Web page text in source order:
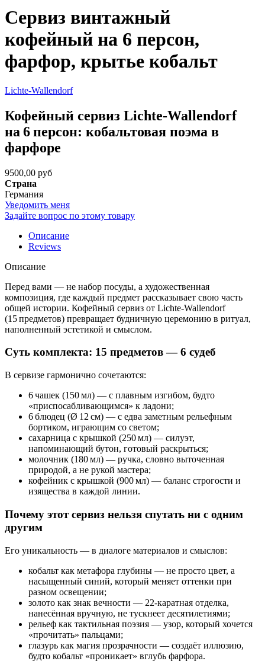
Сервиз винтажный
кофейный на 6 персон,
фарфор, крытье кобальт
Lichte‑Wallendorf
Кофейный сервиз Lichte‑Wallendorf
на 6 персон: кобальтовая поэма в
фарфоре
9500,00 руб
Страна
Германия
Уведомить меня
Задайте вопрос по этому товару
Описание
Reviews
Описание
Перед вами — не набор посуды, а художественная
композиция, где каждый предмет рассказывает свою часть
общей истории. Кофейный сервиз от Lichte‑Wallendorf
(15 предметов) превращает будничную церемонию в ритуал,
наполненный эстетикой и смыслом.
Суть комплекта: 15 предметов — 6 судеб
В сервизе гармонично сочетаются:
6 чашек (150 мл) — с плавным изгибом, будто
«приспосабливающимся» к ладони;
6 блюдец (Ø 12 см) — с едва заметным рельефным
бортиком, играющим со светом;
сахарница с крышкой (250 мл) — силуэт,
напоминающий бутон, готовый раскрыться;
молочник (180 мл) — ручка, словно выточенная
природой, а не рукой мастера;
кофейник с крышкой (900 мл) — баланс строгости и
изящества в каждой линии.
Почему этот сервиз нельзя спутать ни с одним
другим
Его уникальность — в диалоге материалов и смыслов:
кобальт как метафора глубины — не просто цвет, а
насыщенный синий, который меняет оттенки при
разном освещении;
золото как знак вечности — 22‑каратная отделка,
нанесённая вручную, не тускнеет десятилетиями;
рельеф как тактильная поэзия — узор, который хочется
«прочитать» пальцами;
глазурь как магия прозрачности — создаёт иллюзию,
будто кобальт «проникает» вглубь фарфора.